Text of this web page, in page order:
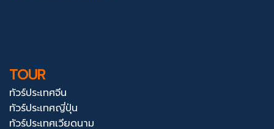
TOUR
ทัวร์ประเทศจีน
ทัวร์ประเทศญี่ปุ่น
ทัวร์ประเทศเวียดนาม